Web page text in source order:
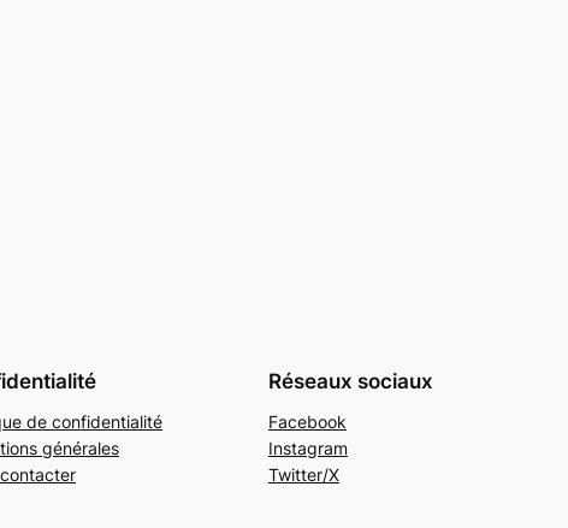
de confidentialité
générales
Réseaux sociaux
Facebook
Instagram
Twitter/X